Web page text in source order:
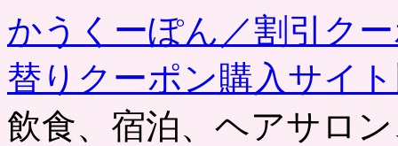
かうくーぽん／割引ク
替りクーポン購入サイ
飲食、宿泊、ヘアサロ